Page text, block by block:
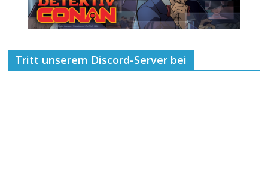
Tritt unserem Discord-Server bei